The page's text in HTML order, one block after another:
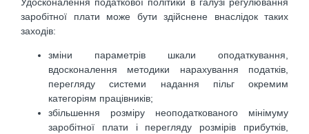
Удосконалення податкової політики в галузі регулювання
заробітної плати може бути здійснене внаслідок таких
заходів:
зміни параметрів шкали оподаткування,
вдосконалення методики нарахування податків,
перегляду системи надання пільг окремим
категоріям працівників;
збільшення розміру неоподаткованого мінімуму
заробітної плати і перегляду розмірів прибутків,